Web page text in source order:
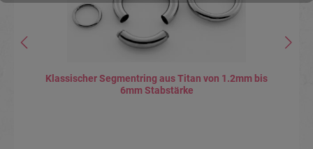
Klassischer Segmentring aus Titan von 1.2mm bis
6mm Stabstärke